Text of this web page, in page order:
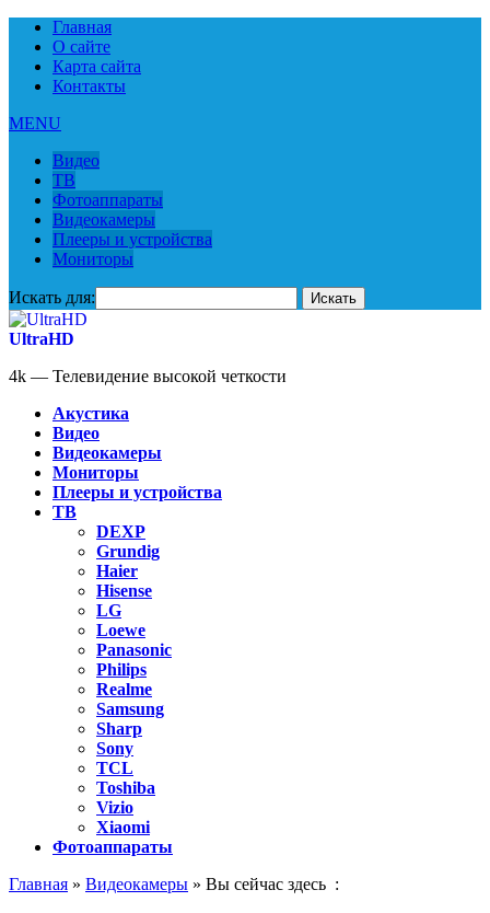
Главная
О сайте
Карта сайта
Контакты
MENU
Видео
ТВ
Фотоаппараты
Видеокамеры
Плееры и устройства
Мониторы
Искать для:
UltraHD
4k — Телевидение высокой четкости
Акустика
Видео
Видеокамеры
Мониторы
Плееры и устройства
ТВ
DEXP
Grundig
Haier
Hisense
LG
Loewe
Panasonic
Philips
Realme
Samsung
Sharp
Sony
TCL
Toshiba
Vizio
Xiaomi
Фотоаппараты
Главная » Видеокамеры » Вы сейчас здесь :